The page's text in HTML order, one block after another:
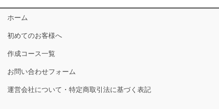
ホーム
初めてのお客様へ
作成コース一覧
お問い合わせフォーム
運営会社について・特定商取引法に基づく表記